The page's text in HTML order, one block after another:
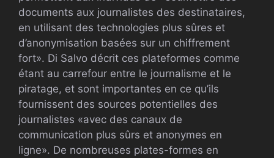
documents aux journalistes des destinataires,
en utilisant des technologies plus sûres et
d’anonymisation basées sur un chiffrement
fort». Di Salvo décrit ces plateformes comme
étant au carrefour entre le journalisme et le
piratage, et sont importantes en ce qu’ils
fournissent des sources potentielles des
journalistes «avec des canaux de
communication plus sûrs et anonymes en
ligne». De nombreuses plates-formes en